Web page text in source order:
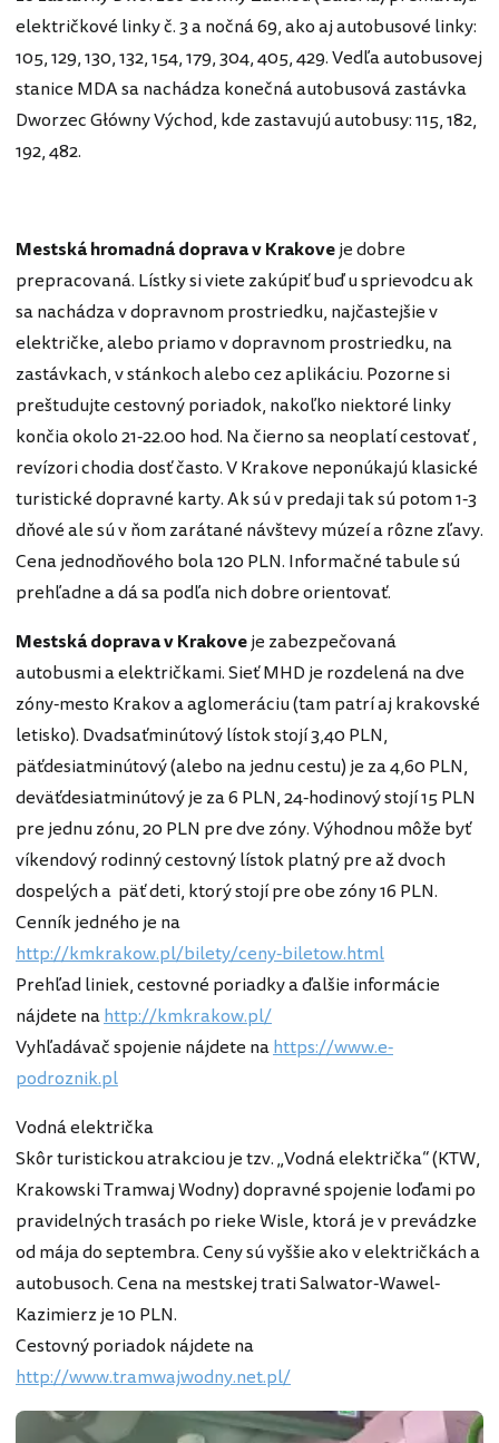
električkové linky č. 3 a nočná 69, ako aj autobusové linky:
105, 129, 130, 132, 154, 179, 304, 405, 429. Vedľa autobusovej
stanice MDA sa nachádza konečná autobusová zastávka
Dworzec Główny Východ, kde zastavujú autobusy: 115, 182,
192, 482.
Mestská hromadná doprava v Krakoveje dobre
prepracovaná. Lístky si viete zakúpiť buď u sprievodcu ak
sa nachádza v dopravnom prostriedku, najčastejšie v
električke, alebo priamo v dopravnom prostriedku, na
zastávkach, v stánkoch alebo cez aplikáciu. Pozorne si
preštudujte cestovný poriadok, nakoľko niektoré linky
končia okolo 21-22.00 hod. Na čierno sa neoplatí cestovať ,
revízori chodia dosť často. V Krakove neponúkajú klasické
turistické dopravné karty. Ak sú v predaji tak sú potom 1-3
dňové ale sú v ňom zarátané návštevy múzeí a rôzne zľavy.
Cena jednodňového bola 120 PLN. Informačné tabule sú
prehľadne a dá sa podľa nich dobre orientovať.
Mestská doprava v Krakoveje zabezpečovaná
autobusmi a električkami. Sieť MHD je rozdelená na dve
zóny-mesto Krakov a aglomeráciu (tam patrí aj krakovské
letisko). Dvadsaťminútový lístok stojí 3,40 PLN,
päťdesiatminútový (alebo na jednu cestu) je za 4,60 PLN,
deväťdesiatminútový je za 6 PLN, 24-hodinový stojí 15 PLN
pre jednu zónu, 20 PLN pre dve zóny. Výhodnou môže byť
víkendový rodinný cestovný lístok platný pre až dvoch
dospelých a päť deti, ktorý stojí pre obe zóny 16 PLN.
Cenník jedného je na
http://kmkrakow.pl/bilety/ceny-biletow.html
Prehľad liniek, cestovné poriadky a ďalšie informácie
nájdete nahttp://kmkrakow.pl/
Vyhľadávač spojenie nájdete nahttps://www.e-
podroznik.pl
Vodná električka
Skôr turistickou atrakciou je tzv. „Vodná električka“ (KTW,
Krakowski Tramwaj Wodny) dopravné spojenie loďami po
pravidelných trasách po rieke Wisle, ktorá je v prevádzke
od mája do septembra. Ceny sú vyššie ako v električkách a
autobusoch. Cena na mestskej trati Salwator-Wawel-
Kazimierz je 10 PLN.
Cestovný poriadok nájdete na
http://www.tramwajwodny.net.pl/